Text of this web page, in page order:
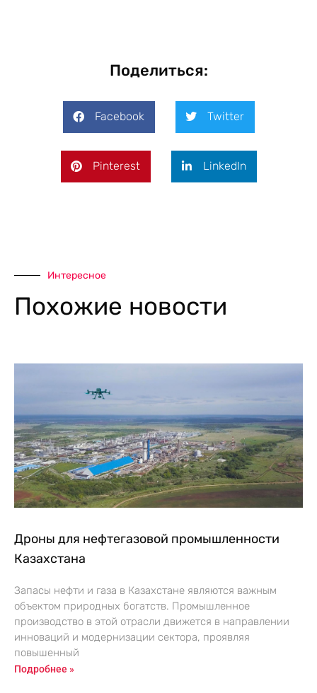
Поделиться:
Facebook Twitter
Pinterest LinkedIn
Интересное
Похожие новости
Дроны для нефтегазовой промышленности
Казахстана
Запасы нефти и газа в Казахстане являются важным
объектом природных богатств. Промышленное
производство в этой отрасли движется в направлении
инноваций и модернизации сектора, проявляя
повышенный
Подробнее »